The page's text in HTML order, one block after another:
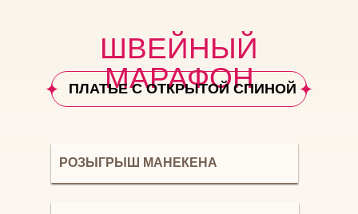
ШВЕЙНЫЙ
МАРАФОН
ПЛАТЬЕ С ОТКРЫТОЙ СПИНОЙ
РОЗЫГРЫШ МАНЕКЕНА